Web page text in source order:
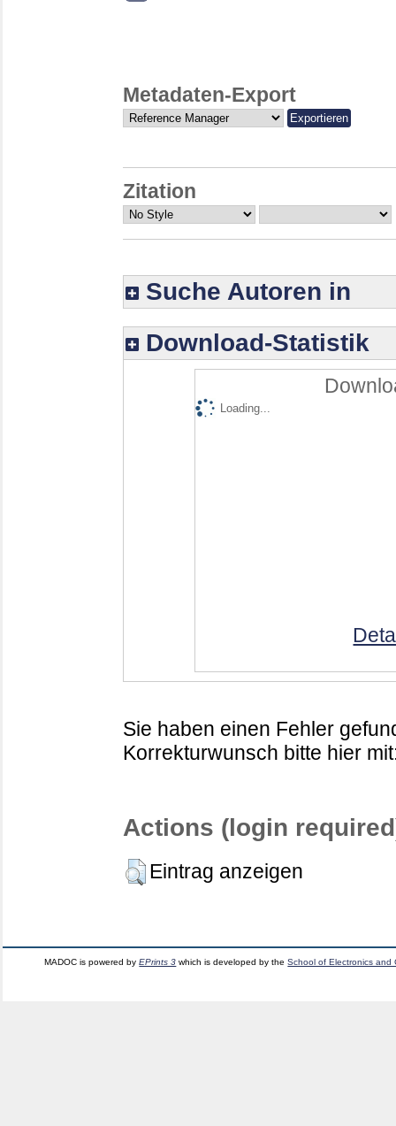
Metadaten-Export
Zitation
Suche Autoren in
Download-Statistik
Loading...
Sie haben einen Fehler
Korrekturwunsch bitte hier
Actions (login
Eintrag anzeigen
MADOC is powered byEPrints 3 which is developed by theSchool of Electronics and